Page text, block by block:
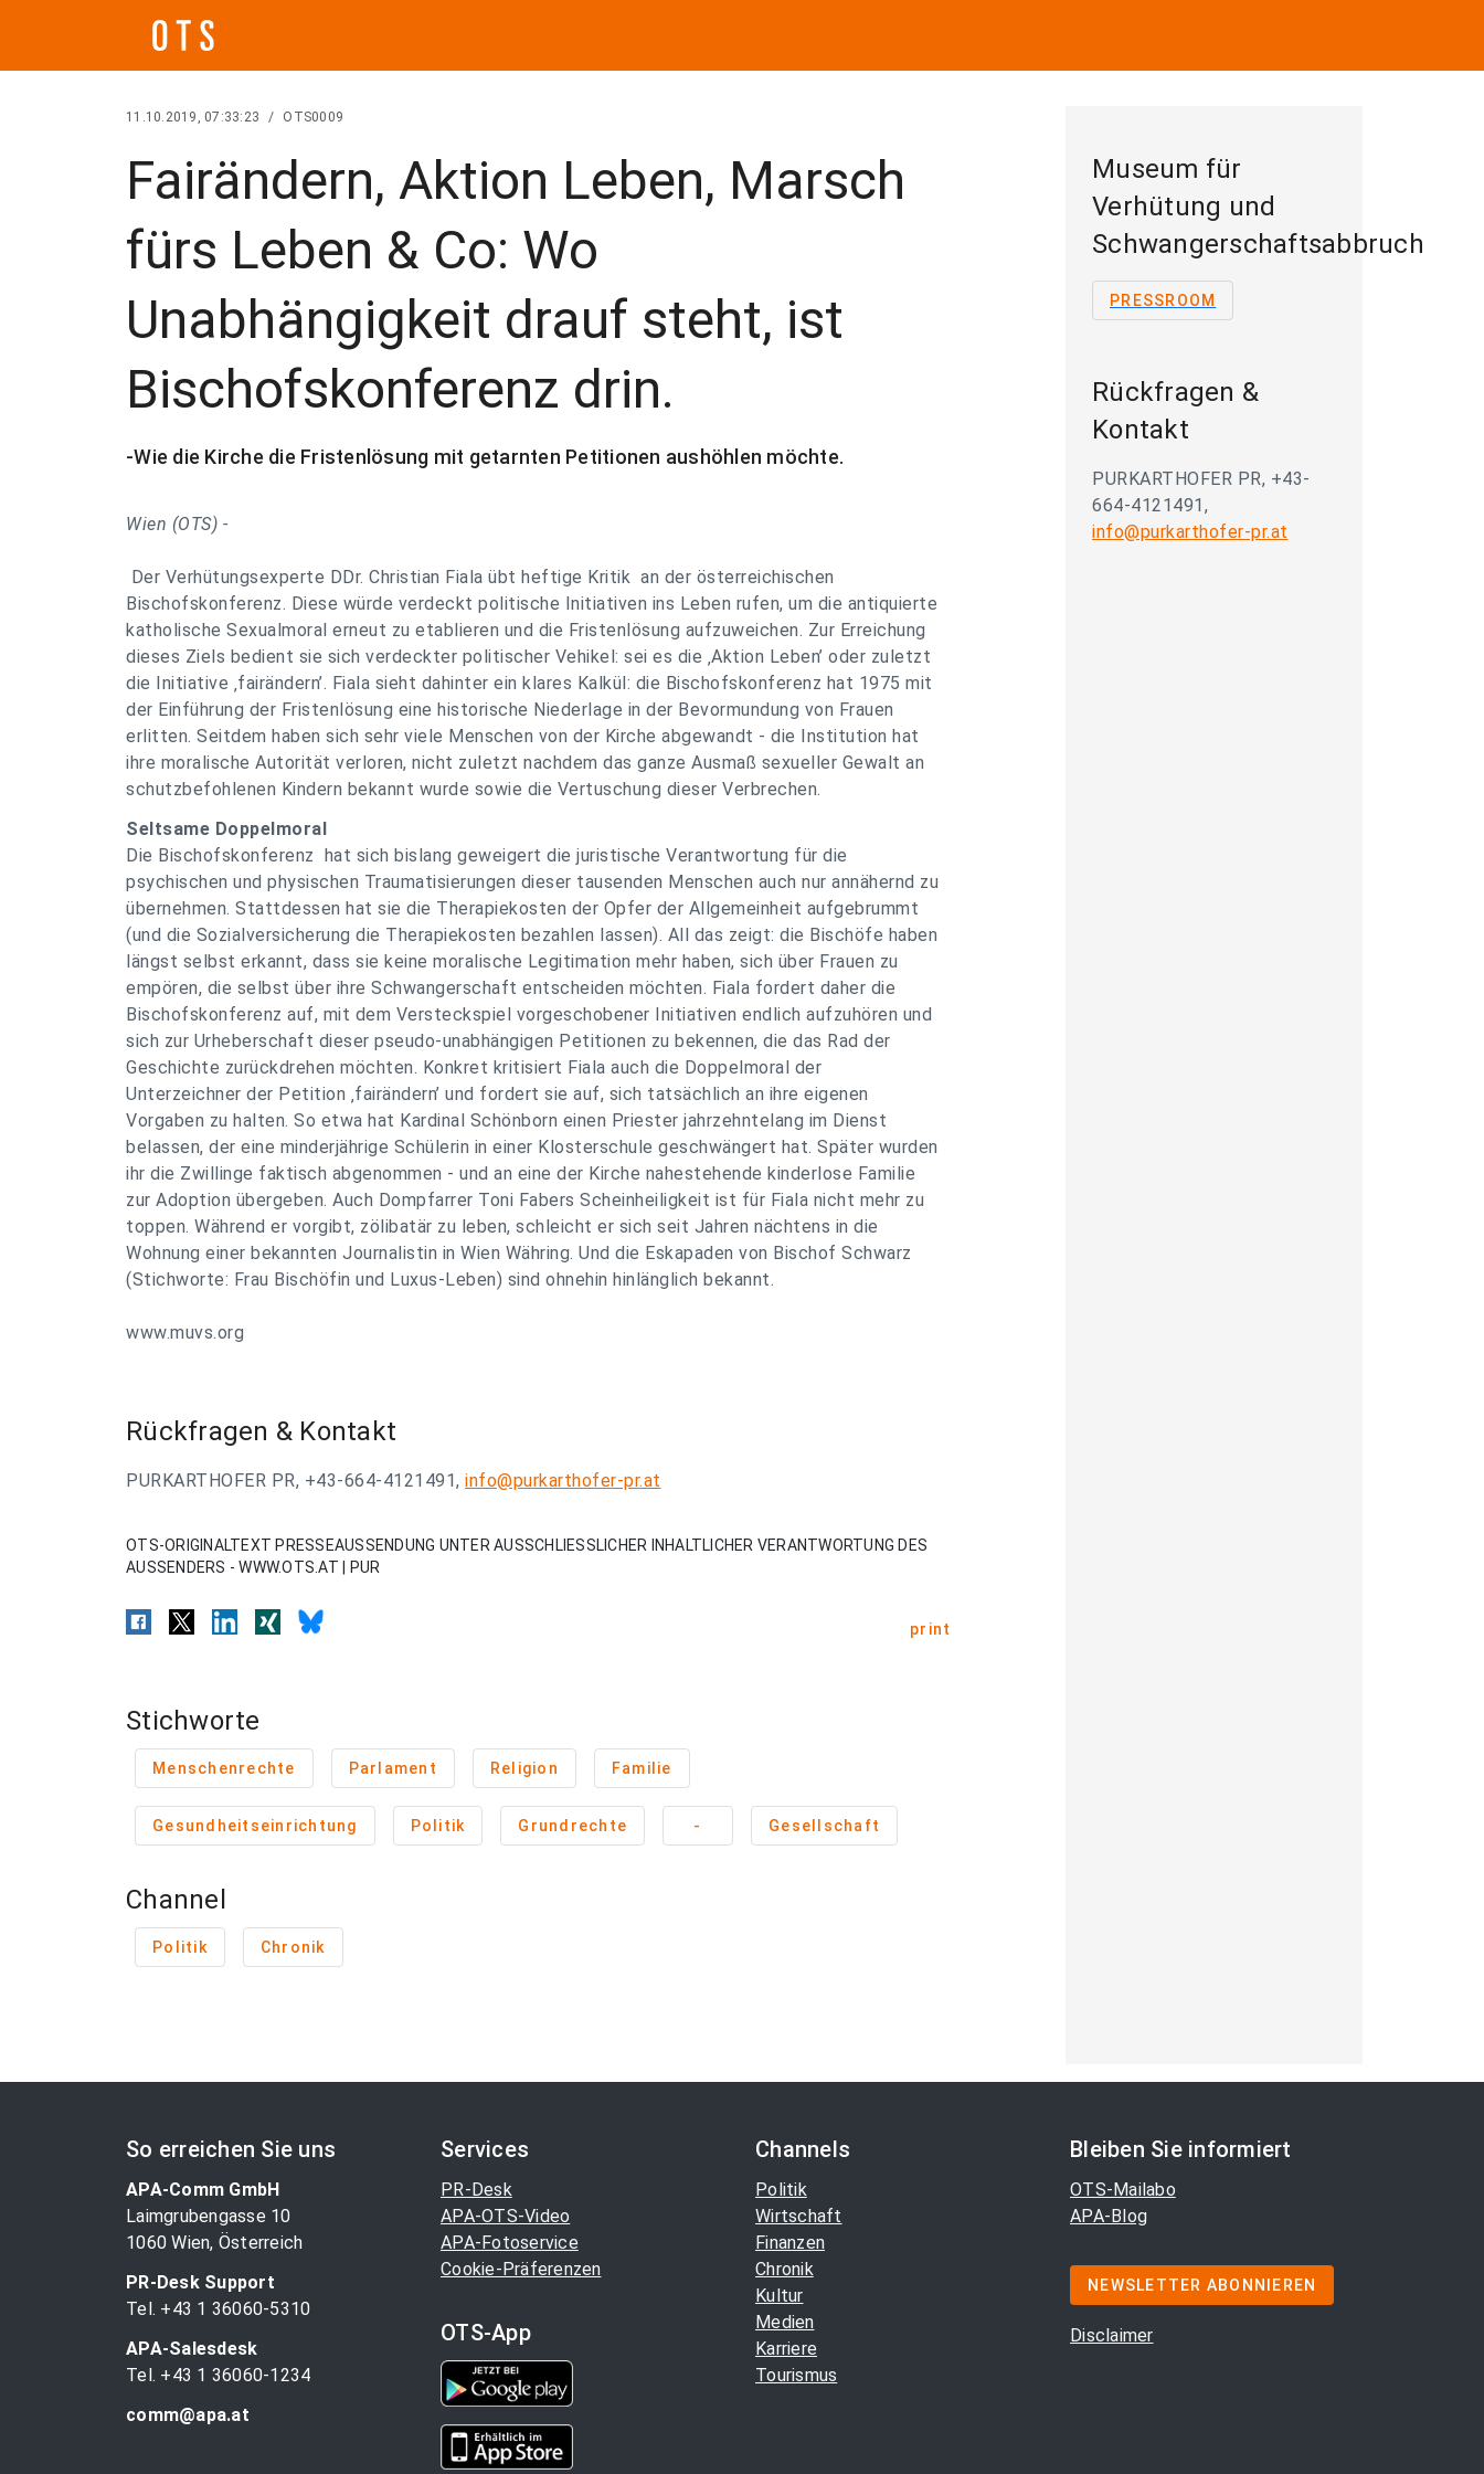
11.10.2019, 07:33:23 / OTS0009
Fairändern, Aktion Leben, Marsch
fürs Leben & Co: Wo
Unabhängigkeit drauf steht, ist
Bischofskonferenz drin.
-Wie die Kirche die Fristenlösung mit getarnten Petitionen aushöhlen möchte.
Wien (OTS) -
Der Verhütungsexperte DDr. Christian Fiala übt heftige Kritik an der österreichischen
Bischofskonferenz. Diese würde verdeckt politische Initiativen ins Leben rufen, um die antiquierte
katholische Sexualmoral erneut zu etablieren und die Fristenlösung aufzuweichen. Zur Erreichung
dieses Ziels bedient sie sich verdeckter politischer Vehikel: sei es die ‚Aktion Leben’ oder zuletzt
die Initiative ‚fairändern’. Fiala sieht dahinter ein klares Kalkül: die Bischofskonferenz hat 1975 mit
der Einführung der Fristenlösung eine historische Niederlage in der Bevormundung von Frauen
erlitten. Seitdem haben sich sehr viele Menschen von der Kirche abgewandt - die Institution hat
ihre moralische Autorität verloren, nicht zuletzt nachdem das ganze Ausmaß sexueller Gewalt an
schutzbefohlenen Kindern bekannt wurde sowie die Vertuschung dieser Verbrechen.
Seltsame Doppelmoral
Die Bischofskonferenz hat sich bislang geweigert die juristische Verantwortung für die
psychischen und physischen Traumatisierungen dieser tausenden Menschen auch nur annähernd zu
übernehmen. Stattdessen hat sie die Therapiekosten der Opfer der Allgemeinheit aufgebrummt
(und die Sozialversicherung die Therapiekosten bezahlen lassen). All das zeigt: die Bischöfe haben
längst selbst erkannt, dass sie keine moralische Legitimation mehr haben, sich über Frauen zu
empören, die selbst über ihre Schwangerschaft entscheiden möchten. Fiala fordert daher die
Bischofskonferenz auf, mit dem Versteckspiel vorgeschobener Initiativen endlich aufzuhören und
sich zur Urheberschaft dieser pseudo-unabhängigen Petitionen zu bekennen, die das Rad der
Geschichte zurückdrehen möchten. Konkret kritisiert Fiala auch die Doppelmoral der
Unterzeichner der Petition ‚fairändern’ und fordert sie auf, sich tatsächlich an ihre eigenen
Vorgaben zu halten. So etwa hat Kardinal Schönborn einen Priester jahrzehntelang im Dienst
belassen, der eine minderjährige Schülerin in einer Klosterschule geschwängert hat. Später wurden
ihr die Zwillinge faktisch abgenommen - und an eine der Kirche nahestehende kinderlose Familie
zur Adoption übergeben. Auch Dompfarrer Toni Fabers Scheinheiligkeit ist für Fiala nicht mehr zu
toppen. Während er vorgibt, zölibatär zu leben, schleicht er sich seit Jahren nächtens in die
Wohnung einer bekannten Journalistin in Wien Währing. Und die Eskapaden von Bischof Schwarz
(Stichworte: Frau Bischöfin und Luxus-Leben) sind ohnehin hinlänglich bekannt.
www.muvs.org
Rückfragen & Kontakt
PURKARTHOFER PR, +43-664-4121491, info@purkarthofer-pr.at
OTS-ORIGINALTEXT PRESSEAUSSENDUNG UNTER AUSSCHLIESSLICHER INHALTLICHER VERANTWORTUNG DES
AUSSENDERS - WWW.OTS.AT | PUR
print
Stichworte
Menschenrechte Parlament Religion Familie
Gesundheitseinrichtung Politik Grundrechte - Gesellschaft
Channel
Politik Chronik
Museum für
Verhütung und
Schwangerschaftsabbruch
PRESSROOM
Rückfragen &
Kontakt
PURKARTHOFER PR, +43-
664-4121491,
info@purkarthofer-pr.at
So erreichen Sie uns
APA-Comm GmbH
Laimgrubengasse 10
1060 Wien, Österreich
PR-Desk Support
Tel. +43 1 36060-5310
APA-Salesdesk
Tel. +43 1 36060-1234
comm@apa.at
Services
PR-Desk
APA-OTS-Video
APA-Fotoservice
Cookie-Präferenzen
OTS-App
Channels
Politik
Wirtschaft
Finanzen
Chronik
Kultur
Medien
Karriere
Tourismus
Bleiben Sie informiert
OTS-Mailabo
APA-Blog
NEWSLETTER ABONNIEREN
Disclaimer